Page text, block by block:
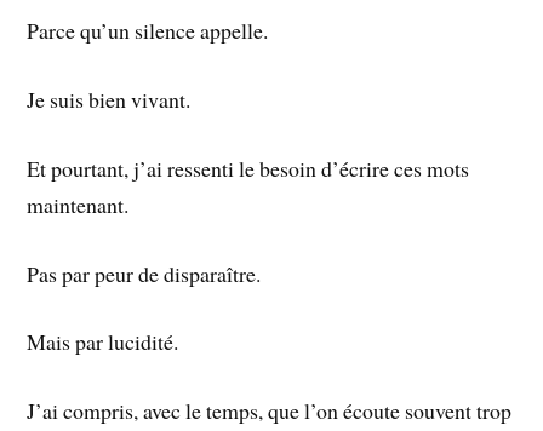
Parce qu’un silence appelle.
Je suis bien vivant.
Et pourtant, j’ai ressenti le besoin d’écrire ces mots
maintenant.
Pas par peur de disparaître.
Mais par lucidité.
J’ai compris, avec le temps, que l’on écoute souvent trop